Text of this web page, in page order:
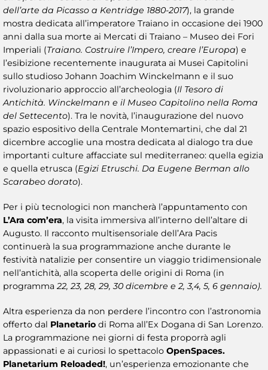
dell’arte da Picasso a Kentridge 1880-2017), la grande
mostra dedicata all’imperatore Traiano in occasione dei 1900
anni dalla sua morte ai Mercati di Traiano – Museo dei Fori
Imperiali (Traiano. Costruire l’Impero, creare l’Europa) e
l’esibizione recentemente inaugurata ai Musei Capitolini
sullo studioso Johann Joachim Winckelmann e il suo
rivoluzionario approccio all’archeologia (Il Tesoro di
Antichità. Winckelmann e il Museo Capitolino nella Roma
del Settecento). Tra le novità, l’inaugurazione del nuovo
spazio espositivo della Centrale Montemartini, che dal 21
dicembre accoglie una mostra dedicata al dialogo tra due
importanti culture affacciate sul mediterraneo: quella egizia
e quella etrusca (Egizi Etruschi. Da Eugene Berman allo
Scarabeo dorato).
Per i più tecnologici non mancherà l’appuntamento con
L’Ara com’era, la visita immersiva all’interno dell’altare di
Augusto. Il racconto multisensoriale dell’Ara Pacis
continuerà la sua programmazione anche durante le
festività natalizie per consentire un viaggio tridimensionale
nell’antichità, alla scoperta delle origini di Roma (in
programma 22, 23, 28, 29, 30 dicembre e 2, 3,4, 5, 6 gennaio).
Altra esperienza da non perdere l’incontro con l’astronomia
offerto dal Planetario di Roma all’Ex Dogana di San Lorenzo.
La programmazione nei giorni di festa proporrà agli
appassionati e ai curiosi lo spettacolo OpenSpaces.
Planetarium Reloaded!, un’esperienza emozionante che